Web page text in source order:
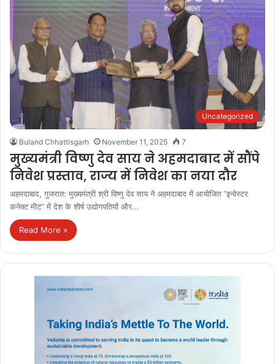
Uncategorized
Buland Chhattisgarh November 11, 2025 7
मुख्यमंत्री विष्णु देव साय ने अहमदाबाद में सौंपे
निवेश प्रस्ताव, राज्य में निवेश का नया दौर
अहमदाबाद, गुजरात: मुख्यमंत्री श्री विष्णु देव साय ने अहमदाबाद में आयोजित “इन्वेस्टर
कनेक्ट मीट” में देश के शीर्ष उद्योगपतियों और…
Read More »